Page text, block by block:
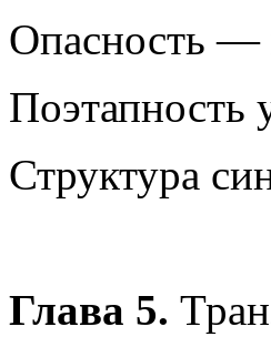
Опасность —
Поэтапность
Структура
Глава 5.